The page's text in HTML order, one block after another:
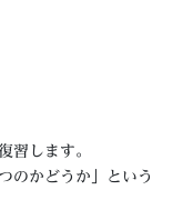
習します。
のかどうか」という